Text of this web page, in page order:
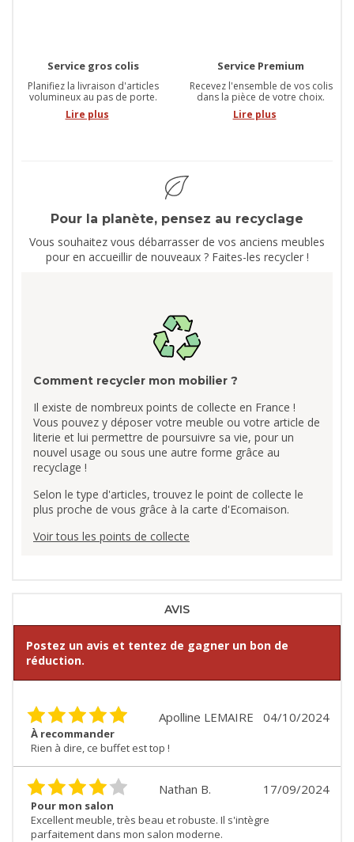
Service gros colis
Planifiez la livraison d'articles
volumineux au pas de porte.
Lire plus
Service Premium
Recevez l'ensemble de vos colis
dans la pièce de votre choix.
Lire plus
Pour la planète, pensez au recyclage
Vous souhaitez vous débarrasser de vos anciens meubles
pour en accueillir de nouveaux ? Faites-les recycler !
Comment recycler mon mobilier ?
Il existe de nombreux points de collecte en France !
Vous pouvez y déposer votre meuble ou votre article de
literie et lui permettre de poursuivre sa vie, pour un
nouvel usage ou sous une autre forme grâce au
recyclage !
Selon le type d'articles, trouvez le point de collecte le
plus proche de vous grâce à la carte d'Ecomaison.
Voir tous les points de collecte
AVIS
Postez un avis et tentez de gagner un bon de
réduction.
04/10/2024
Apolline LEMAIRE
À recommander
Rien à dire, ce buffet est top !
17/09/2024
Nathan B.
Pour mon salon
Excellent meuble, très beau et robuste. Il s'intègre
parfaitement dans mon salon moderne.